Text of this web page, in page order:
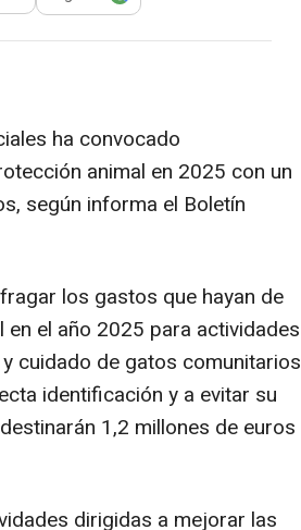
para compartir
ha convocado
animal en 2025 con un
según informa el Boletín
los gastos que hayan de
el año 2025 para actividades
cuidado de gatos comunitarios
identificación y a evitar su
1,2 millones de euros
dirigidas a mejorar las